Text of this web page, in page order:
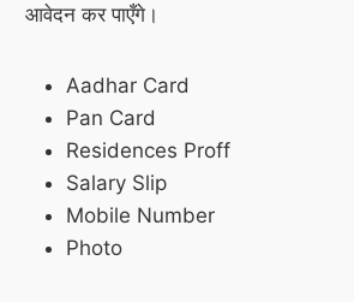
आवेदन कर पाएँगे।
Aadhar Card
Pan Card
Residences Proff
Salary Slip
Mobile Number
Photo